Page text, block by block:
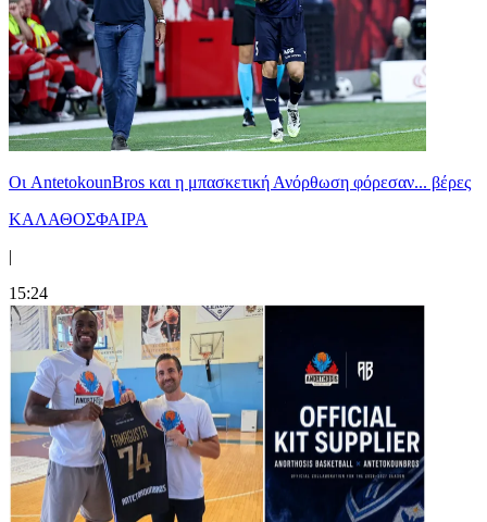
Oι AntetokounBros και η μπασκετική Ανόρθωση φόρεσαν... βέρες
ΚΑΛΑΘΟΣΦΑΙΡΑ
|
15:24